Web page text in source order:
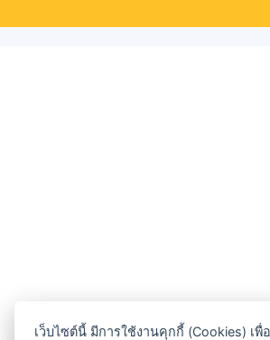
เว็บไซต์นี้ มีการใช้งานคุกกี้ (Cookies) เพื่